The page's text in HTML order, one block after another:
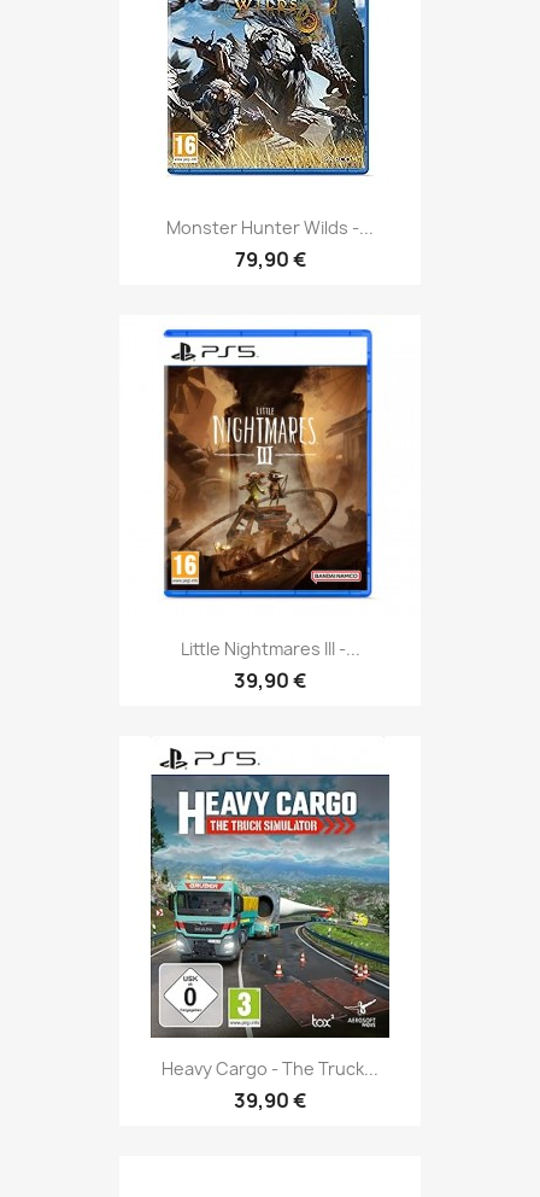
Monster Hunter Wilds -...
79,90 €
Little Nightmares III -...
39,90 €
Heavy Cargo - The Truck...
39,90 €